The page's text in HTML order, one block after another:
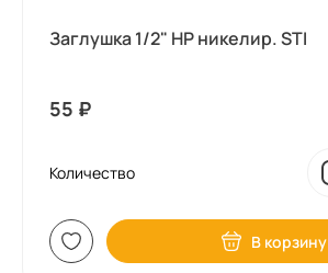
Заглушка 1/2" НР никелир. STI
55 ₽
Количество
В корзину